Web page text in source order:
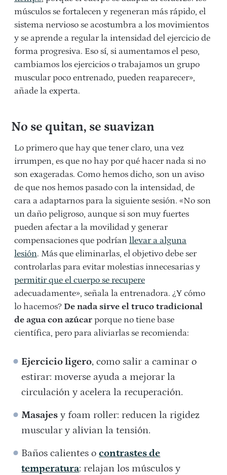
músculos se fortalecen y regeneran más rápido, el
sistema nervioso se acostumbra a los movimientos
y se aprende a regular la intensidad del ejercicio de
forma progresiva. Eso sí, si aumentamos el peso,
cambiamos los ejercicios o trabajamos un grupo
muscular poco entrenado, pueden reaparecer»,
añade la experta.
No se quitan, se suavizan
Lo primero que hay que tener claro, una vez
irrumpen, es que no hay por qué hacer nada si no
son exageradas. Como hemos dicho, son un aviso
de que nos hemos pasado con la intensidad, de
cara a adaptarnos para la siguiente sesión. «No son
un daño peligroso, aunque si son muy fuertes
pueden afectar a la movilidad y generar
compensaciones que podrían llevar a alguna
lesión. Más que eliminarlas, el objetivo debe ser
controlarlas para evitar molestias innecesarias y
permitir que el cuerpo se recupere
adecuadamente», señala la entrenadora. ¿Y cómo
lo hacemos? De nada sirve el truco tradicional
de agua con azúcar porque no tiene base
científica, pero para aliviarlas se recomienda:
Ejercicio ligero, como salir a caminar o
estirar: moverse ayuda a mejorar la
circulación y acelera la recuperación.
Masajes y foam roller: reducen la rigidez
muscular y alivian la tensión.
Baños calientes ocontrastes de
temperatura: relajan los músculos y